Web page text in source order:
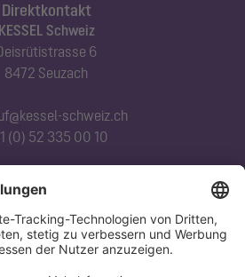
Direktkontakt
KESSEL Schweiz
6
8472 Seuzach
schweiz.ch
(0) 52 335 00 10
Sie unseren Newsletter
Jetzt anmelden